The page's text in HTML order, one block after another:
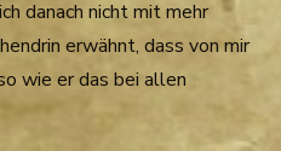
danach nicht mit mehr
erwähnt, dass von mir
wie er das bei allen